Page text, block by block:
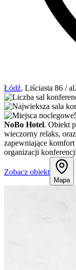
Łódź, Liściasta 86 /
NoBo Hotel. Obiekt
wieczorny relaks, oraz
zapewniające
organizacji
Zobacz obiekt
Mapa